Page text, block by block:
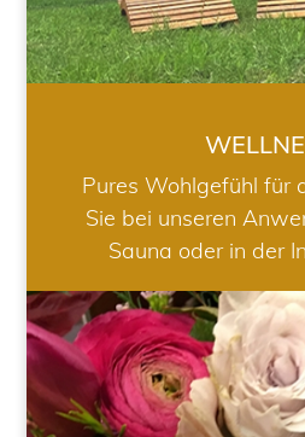
Pures Wohlgefühl für
Sie bei unseren
Sauna oder in der